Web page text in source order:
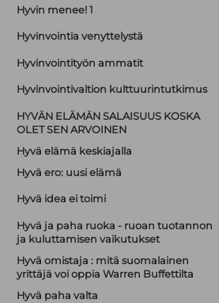
Hyvin menee! 1
Hyvinvointia venyttelystä
Hyvinvointityön ammatit
Hyvinvointivaltion kulttuurintutkimus
HYVÄN ELÄMÄN SALAISUUS KOSKA
OLET SEN ARVOINEN
Hyvä elämä keskiajalla
Hyvä ero: uusi elämä
Hyvä idea ei toimi
Hyvä ja paha ruoka - ruoan tuotannon
ja kuluttamisen vaikutukset
Hyvä omistaja : mitä suomalainen
yrittäjä voi oppia Warren Buffettilta
Hyvä paha valta